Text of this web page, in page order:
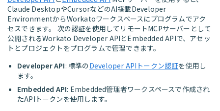
Claude DesktopやCursorなどのAI搭載Developer
EnvironmentからWorkatoワークスペースにプログラムでアク
セスできます。 次の認証を使用してリモートMCPサーバーとして
公開されるWorkato Developer APIとEmbedded APIで、アセッ
トとプロジェクトをプログラムで管理できます。
Developer API: 標準のDeveloper APIトークン認証を使用し
ます。
Embedded API: Embedded管理者ワークスペースで作成され
たAPIトークンを使用します。